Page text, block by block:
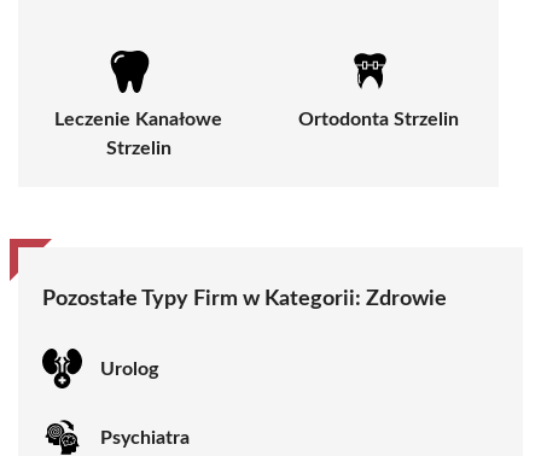
Leczenie Kanałowe
Strzelin
Ortodonta Strzelin
Pozostałe Typy Firm w Kategorii: Zdrowie
Urolog
Psychiatra